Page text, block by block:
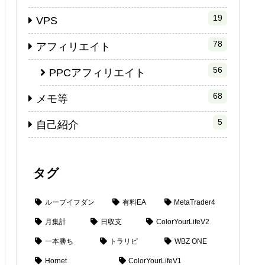
VPS 19
アフィリエイト 78
PPCアフィリエイト 56
メモ等 68
自己紹介 5
タグ
ループイフダン 有料EA MetaTrader4
月集計 日収支 ColorYourLifeV2
一本勝ち トラリピ WBZ ONE
Hornet ColorYourLifeV1